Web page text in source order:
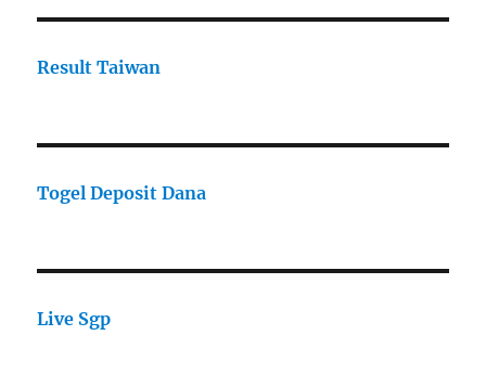
Result Taiwan
Togel Deposit Dana
Live Sgp